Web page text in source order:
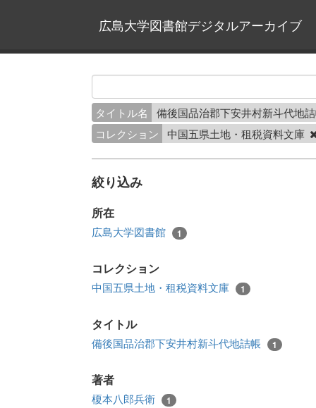
広島大学図書館デジタルアーカイブ
タイトル名
備後国品治郡下安井村新斗代地
コレクション
中国五県土地・租税資料文庫
絞り込み
所在
広島大学図書館 1
コレクション
中国五県土地・租税資料文庫 1
タイトル
備後国品治郡下安井村新斗代地詰帳 1
著者
榎本八郎兵衛 1